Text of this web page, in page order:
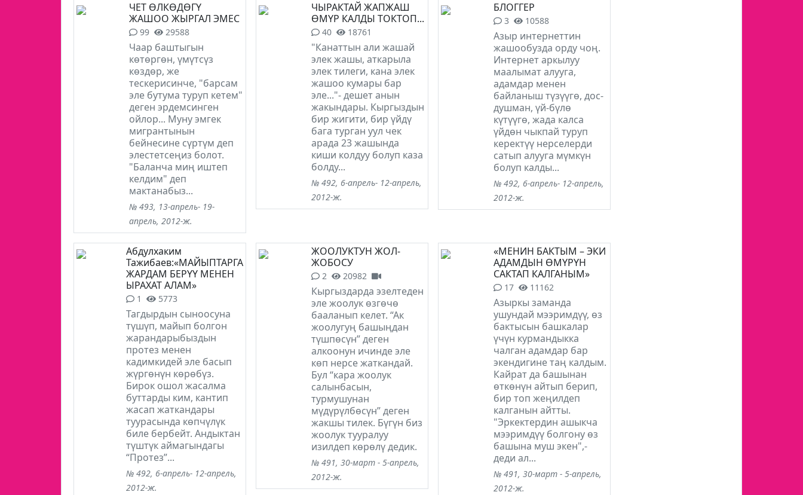
ЧЕТ ӨЛКӨДӨГҮ
ЖАШОО ЖЫРГАЛ ЭМЕС
99 29588
Чаар баштыгын
көтөргөн, үмүтсүз
көздөр, же
тескерисинче, "барсам
эле бутума туруп кетем"
деген эрдемсинген
ойлор... Муну эмгек
мигрантынын
бейнесине сүртүм деп
элестетсеңиз болот.
"Баланча миң иштеп
келдим" деп
мактанабыз...
№ 493, 13-апрель- 19-
апрель, 2012-ж.
ЧЫРАКТАЙ ЖАПЖАШ
ӨМҮР КАЛДЫ ТОКТОП...
40 18761
"Канаттын али жашай
элек жашы, аткарыла
элек тилеги, кана элек
жашоо кумары бар
эле..."- дешет анын
жакындары. Кыргыздын
бир жигити, бир үйдү
бага турган уул чек
арада 23 жашында
киши колдуу болуп каза
болду...
№ 492, 6-апрель- 12-апрель,
2012-ж.
БЛОГГЕР
3 10588
Азыр интернеттин
жашоо­бу­зда орду чоң.
Интернет аркылуу
маалымат алууга,
адамдар менен
байланыш түзүүгө, дос-
душман, үй-бүлө
күтүүгө, жада калса
үйдөн чыкпай туруп
керектүү нерселерди
сатып алууга мүмкүн
болуп калды...
№ 492, 6-апрель- 12-апрель,
2012-ж.
Абдулхаким
Тажибаев:«МАЙЫПТАРГА
ЖАРДАМ БЕРҮҮ МЕНЕН
ЫРАХАТ АЛАМ»
1 5773
Тагдырдын сыноосуна
түшүп, майып болгон
жарандарыбыздын
протез менен
кадимкидей эле басып
жүргөнүн көрөбүз.
Бирок ошол жасалма
буттарды ким, кантип
жасап жаткандары
туурасында көпчүлүк
биле бербейт. Андыктан
түштүк аймагындагы
“Протез”...
№ 492, 6-апрель- 12-апрель,
2012-ж.
ЖООЛУКТУН ЖОЛ-
ЖОБОСУ
2 20982
Кыргыздарда эзелтеден
эле жоолук өзгөчө
бааланып келет. “Ак
жоолугуң башыңдан
түшпөсүн” деген
алкоонун ичинде эле
көп нерсе жаткандай.
Бул “кара жоолук
салынбасын,
турмушунан
мүдүрүлбөсүн” деген
жакшы тилек. Бүгүн биз
жоолук тууралуу
изилдеп көрөлү дедик.
№ 491, 30-март - 5-апрель,
2012-ж.
«МЕНИН БАКТЫМ – ЭКИ
АДАМДЫН ӨМҮРҮН
САКТАП КАЛГАНЫМ»
17 11162
Азыркы заманда
ушундай мээримдүү, өз
бактысын башкалар
үчүн курмандыкка
чалган адамдар бар
экендигине таң калдым.
Кайрат да башынан
өткөнүн айтып берип,
бир топ жеңилдеп
калганын айтты.
"Эркектердин ашыкча
мээримдүү болгону өз
башына муш экен",-
деди ал...
№ 491, 30-март - 5-апрель,
2012-ж.